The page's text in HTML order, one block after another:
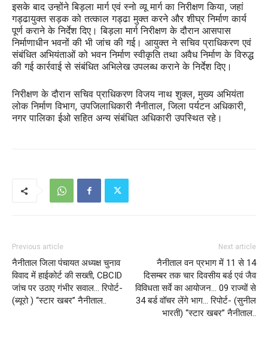
इसके बाद उन्होंने बिड़ला मार्ग एवं स्नो व्यू मार्ग का निरीक्षण किया, जहां
गड्ढायुक्त सड़क को तत्काल गड्ढा मुक्त करने और शीघ्र निर्माण कार्य
पूर्ण कराने के निर्देश दिए। बिड़ला मार्ग निरीक्षण के दौरान आसपास
निर्माणाधीन भवनों की भी जांच की गई। आयुक्त ने सचिव प्राधिकरण एवं
संबंधित अभियंताओं को भवन निर्माण स्वीकृति तथा अवैध निर्माण के विरुद्ध
की गई कार्रवाई से संबंधित अभिलेख उपलब्ध कराने के निर्देश दिए।
निरीक्षण के दौरान सचिव प्राधिकरण विजय नाथ शुक्ल, मुख्य अभियंता
लोक निर्माण विभाग, उपजिलाधिकारी नैनीताल, जिला पर्यटन अधिकारी,
नगर पालिका ईओ सहित अन्य संबंधित अधिकारी उपस्थित रहे।
Previous article
नैनीताल जिला पंचायत अध्यक्ष चुनाव
विवाद में हाईकोर्ट की सख्ती, CBCID
जांच पर उठाए गंभीर सवाल… रिपोर्ट-
(ब्यूरो ) “स्टार खबर” नैनीताल..
Next article
नैनीताल वन प्रभाग में 11 से 14
दिसम्बर तक चार दिवसीय बर्ड एवं जैव
विविधता सर्वे का आयोजन… 09 राज्यों से
34 बर्ड वॉचर लेंगे भाग… रिपोर्ट- (सुनील
भारती) “स्टार खबर” नैनीताल..